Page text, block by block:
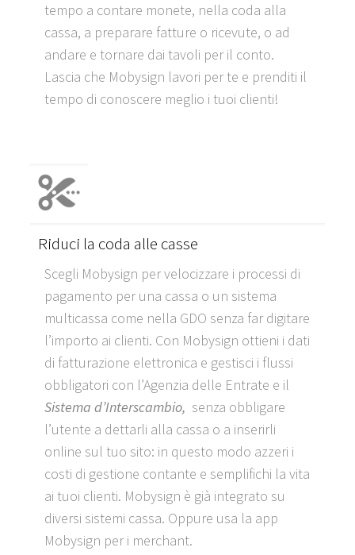
tempo a contare monete, nella coda alla
cassa, a preparare fatture o ricevute, o ad
andare e tornare dai tavoli per il conto.
Lascia che Mobysign lavori per te e prenditi il
tempo di conoscere meglio i tuoi clienti!
Riduci la coda alle casse
Scegli Mobysign per velocizzare i processi di
pagamento per una cassa o un sistema
multicassa come nella GDO senza far digitare
l’importo ai clienti. Con Mobysign ottieni i dati
di fatturazione elettronica e gestisci i flussi
obbligatori con l’Agenzia delle Entrate e il
Sistema d’Interscambio, senza obbligare
l’utente a dettarli alla cassa o a inserirli
online sul tuo sito: in questo modo azzeri i
costi di gestione contante e semplifichi la vita
ai tuoi clienti. Mobysign è già integrato su
diversi sistemi cassa. Oppure usa la app
Mobysign per i merchant.